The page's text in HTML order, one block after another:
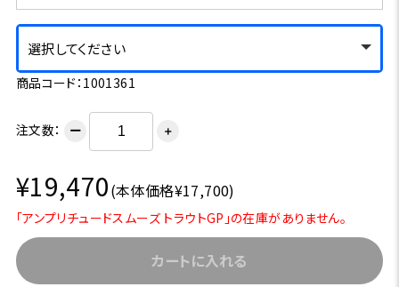
選択してください
商品コード：1001361
注文数： ー ＋
¥19,470(本体価格¥17,700)
「アンプリチュードスムーズ トラウトGP」の在庫がありません。
カートに入れる